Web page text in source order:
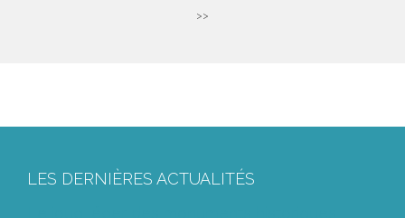
>>
LES DERNIÈRES ACTUALITÉS